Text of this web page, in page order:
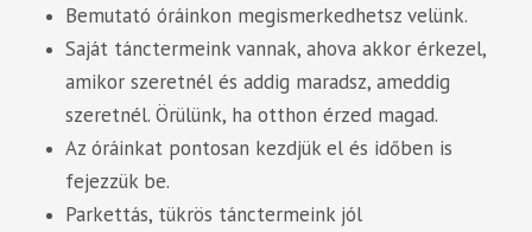
Bemutató óráinkon megismerkedhetsz velünk.
Saját tánctermeink vannak, ahova akkor érkezel,
amikor szeretnél és addig maradsz, ameddig
szeretnél. Örülünk, ha otthon érzed magad.
Az óráinkat pontosan kezdjük el és időben is
fejezzük be.
Parkettás, tükrös tánctermeink jól